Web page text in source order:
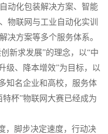
动化包装解决方案、智能
物联网与工业自动化实训
决方案等多个服务体系。
新求发展”的理念，以“中
级、降本增效”为目标，以
知名企业和高校，服务体
杯”物联网大赛已经成为
，脚步决定速度，行动决